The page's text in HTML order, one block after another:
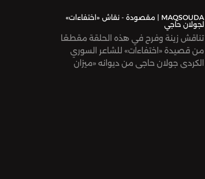
MAQSOUDA | مقصودة - نقاش «اختفاءات»
لجولان حاجي
تناقش زينة وفرح في هذه الحلقة مقطعًا
من قصيدة «اختفاءات» للشاعر السوري
الكردي جولان حاجي من ديوانه «ميزان